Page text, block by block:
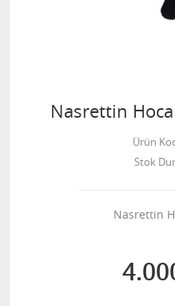
Nasrettin
Ürün
Stok
Nasrettin